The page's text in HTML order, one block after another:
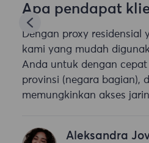
Apa pendapat
Dengan proxy residensial
kami yang mudah
Anda untuk dengan
provinsi (negara bagian),
memungkinkan akses
Aleksandra